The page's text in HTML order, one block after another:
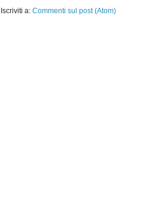
Iscriviti a: Commenti sul post (Atom)